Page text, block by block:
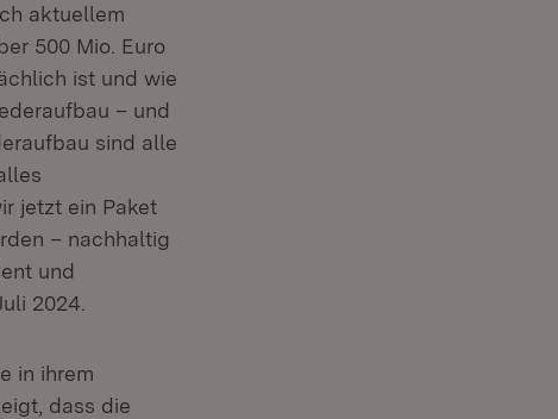
aktuellem
500 Mio. Euro
ist und wie
– und
sind alle
jetzt ein Paket
– nachhaltig
und
2024.
in ihrem
dass die